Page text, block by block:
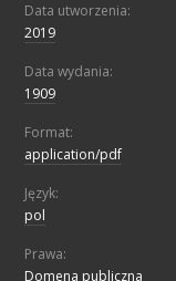
Data utworzenia:
2019
Data wydania:
1909
Format:
application/pdf
Język:
pol
Prawa:
Domena publiczna